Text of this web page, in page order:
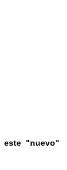
este "nuevo"